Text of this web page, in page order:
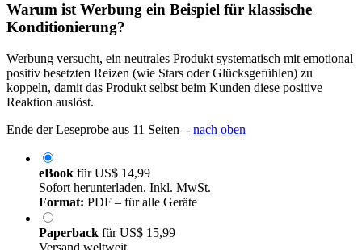
Warum ist Werbung ein Beispiel für klassische
Konditionierung?
Werbung versucht, ein neutrales Produkt systematisch mit emotional
positiv besetzten Reizen (wie Stars oder Glücksgefühlen) zu
koppeln, damit das Produkt selbst beim Kunden diese positive
Reaktion auslöst.
Ende der Leseprobe aus 11 Seiten - nach oben
eBook fürUS$ 14,99
Sofort herunterladen. Inkl. MwSt.
Format: PDF – für alle Geräte
Paperback fürUS$ 15,99
Versand weltweit